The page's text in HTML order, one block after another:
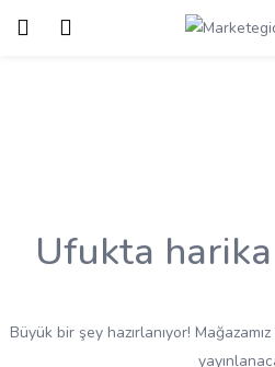
Giriş
Ufukta
Büyük bir şey hazırlanıyor!